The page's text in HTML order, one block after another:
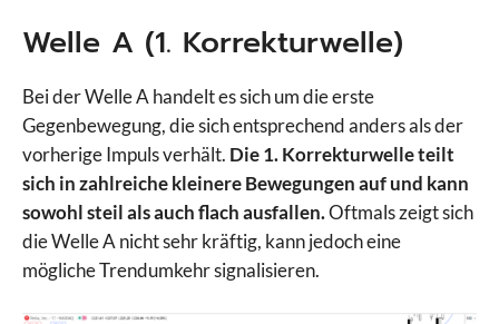
Welle A (1. Korrekturwelle)
Bei der Welle A handelt es sich um die erste
Gegenbewegung, die sich entsprechend anders als der
vorherige Impuls verhält. Die 1. Korrekturwelle teilt
sich in zahlreiche kleinere Bewegungen auf und kann
sowohl steil als auch flach ausfallen.Oftmals zeigt sich
die Welle A nicht sehr kräftig, kann jedoch eine
mögliche Trendumkehr signalisieren.